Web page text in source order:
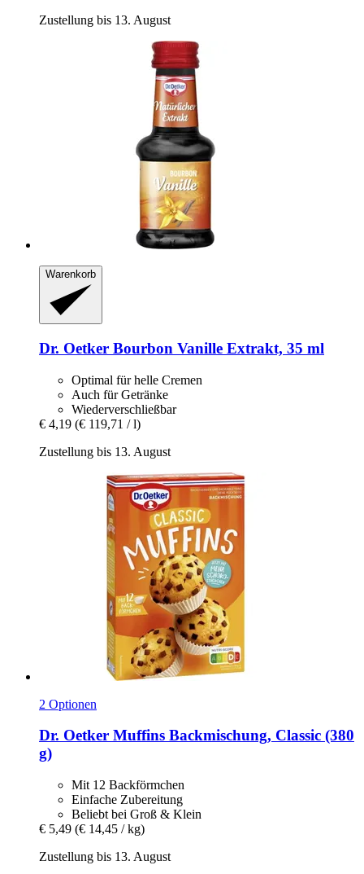
Zustellung bis 13. August
Warenkorb
Dr. Oetker Bourbon Vanille Extrakt, 35 ml
Optimal für helle Cremen
Auch für Getränke
Wiederverschließbar
€ 4,19 (€ 119,71 / l)
Zustellung bis 13. August
2 Optionen
Dr. Oetker Muffins Backmischung, Classic (380
g)
Mit 12 Backförmchen
Einfache Zubereitung
Beliebt bei Groß & Klein
€ 5,49 (€ 14,45 / kg)
Zustellung bis 13. August